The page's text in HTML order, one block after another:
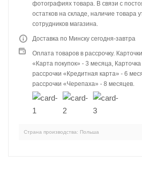
фотографиях товара. В связи с
остатков на складе, наличие товара
сотрудников магазина.
Доставка по Минску сегодня-завтра
Оплата товаров в рассрочку.
«Карта покупок» - 3 месяца, Карточка
рассрочки «Кредитная карта» - 6
рассрочки «Черепаха» - 8 месяцев.
Страна производства: Польша